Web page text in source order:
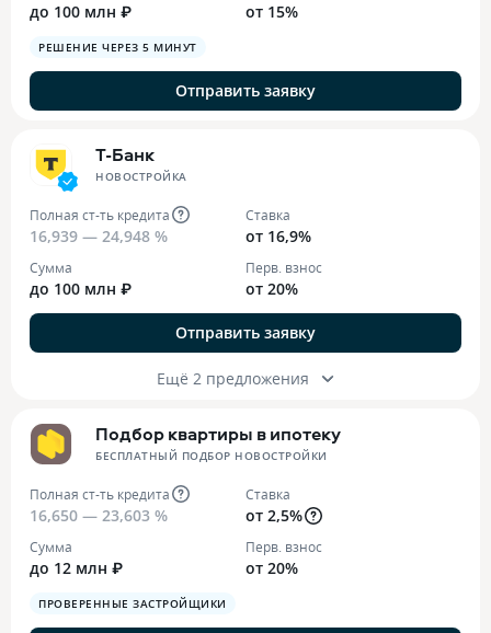
до 100 млн ₽ от 15%
РЕШЕНИЕ ЧЕРЕЗ 5 МИНУТ
Отправить заявку
Т-Банк
НОВОСТРОЙКА
Полная ст-ть кредита
16,939 — 24,948 %
Ставка
от 16,9%
Сумма
до 100 млн ₽
Перв. взнос
от 20%
Отправить заявку
Ещё 2 предложения
Подбор квартиры в ипотеку
БЕСПЛАТНЫЙ ПОДБОР НОВОСТРОЙКИ
Полная ст-ть кредита
16,650 — 23,603 %
Ставка
от 2,5%
Сумма
до 12 млн ₽
Перв. взнос
от 20%
ПРОВЕРЕННЫЕ ЗАСТРОЙЩИКИ